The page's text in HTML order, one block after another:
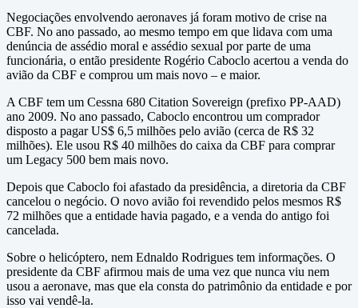
Negociações envolvendo aeronaves já foram motivo de crise na
CBF. No ano passado, ao mesmo tempo em que lidava com uma
denúncia de assédio moral e assédio sexual por parte de uma
funcionária, o então presidente Rogério Caboclo acertou a venda do
avião da CBF e comprou um mais novo – e maior.
A CBF tem um Cessna 680 Citation Sovereign (prefixo PP-AAD)
ano 2009. No ano passado, Caboclo encontrou um comprador
disposto a pagar US$ 6,5 milhões pelo avião (cerca de R$ 32
milhões). Ele usou R$ 40 milhões do caixa da CBF para comprar
um Legacy 500 bem mais novo.
Depois que Caboclo foi afastado da presidência, a diretoria da CBF
cancelou o negócio. O novo avião foi revendido pelos mesmos R$
72 milhões que a entidade havia pagado, e a venda do antigo foi
cancelada.
Sobre o helicóptero, nem Ednaldo Rodrigues tem informações. O
presidente da CBF afirmou mais de uma vez que nunca viu nem
usou a aeronave, mas que ela consta do patrimônio da entidade e por
isso vai vendê-la.